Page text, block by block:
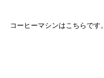
コーヒーマシンはこちらです。